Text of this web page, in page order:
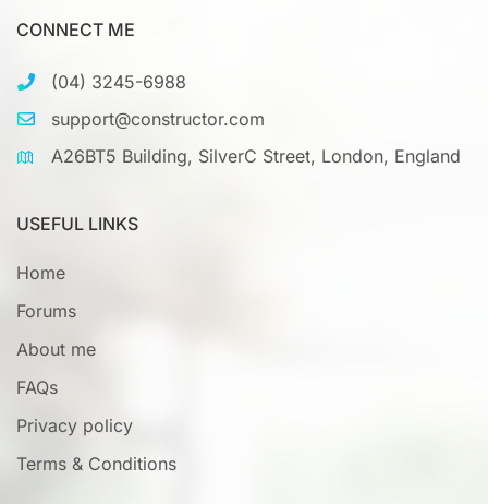
CONNECT ME
(04) 3245-6988
support@constructor.com
A26BT5 Building, SilverC Street, London, England
USEFUL LINKS
Home
Forums
About me
FAQs
Privacy policy
Terms & Conditions